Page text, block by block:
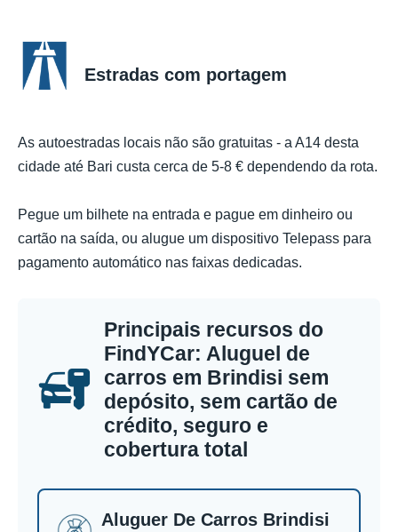
Estradas com portagem
As autoestradas locais não são gratuitas - a A14 desta
cidade até Bari custa cerca de 5-8 € dependendo da rota.
Pegue um bilhete na entrada e pague em dinheiro ou
cartão na saída, ou alugue um dispositivo Telepass para
pagamento automático nas faixas dedicadas.
Principais recursos do
FindYCar: Aluguel de
carros em Brindisi sem
depósito, sem cartão de
crédito, seguro e
cobertura total
Aluguer De Carros Brindisi